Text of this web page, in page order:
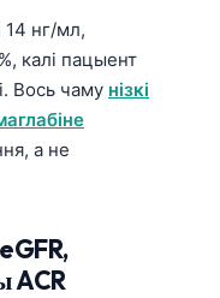
нг/мл,
калі пацыент
Вось чаму нізкі
а не
ACR